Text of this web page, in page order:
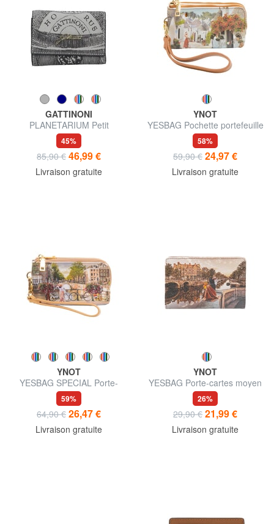
GATTINONI
PLANETARIUM Petit
portefeuille à rabat
45%
85,90 € 46,99 €
Livraison gratuite
YNOT
YESBAG Pochette portefeuille
avec dragonne
58%
59,90 € 24,97 €
Livraison gratuite
YNOT
YESBAG SPECIAL Porte-
cartes à double fermeture
éclair
59%
64,90 € 26,47 €
Livraison gratuite
YNOT
YESBAG Porte-cartes moyen
avec poche à monnaie
26%
29,90 € 21,99 €
Livraison gratuite